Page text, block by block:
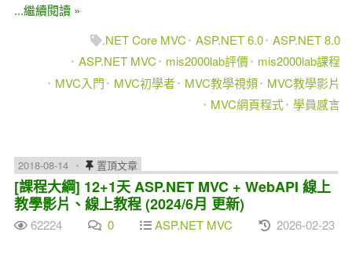
...繼續閱讀 »
.NET Core MVC
ASP.NET 6.0 ASP.NET 8.0
ASP.NET MVC
mis2000lab評價
mis2000lab課程
MVC入門
MVC初學者 MVC教學視頻
MVC教學影片
MVC網頁程式 學員感言
2018-08-14 置頂文章
[課程大綱] 12+1天 ASP.NET MVC + WebAPI 線上
教學影片、線上教程 (2024/6月 更新)
62224 0 ASP.NET MVC 2026-02-23